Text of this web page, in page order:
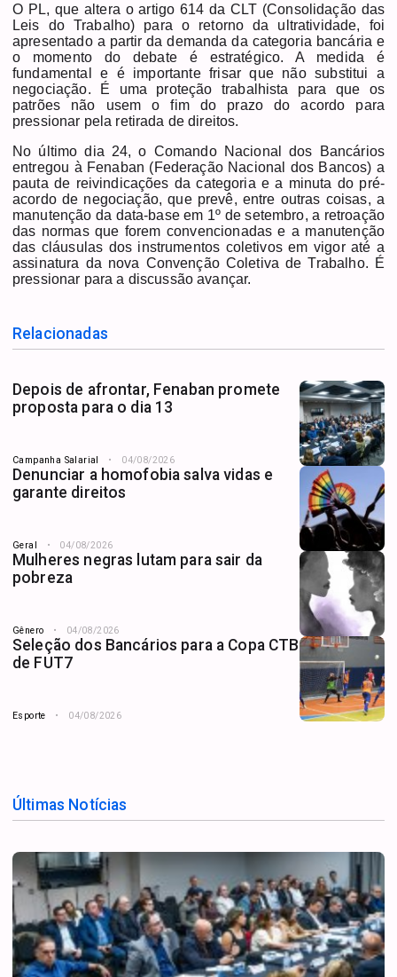
O PL, que altera o artigo 614 da CLT (Consolidação das
Leis do Trabalho) para o retorno da ultratividade, foi
apresentado a partir da demanda da categoria bancária e
o momento do debate é estratégico. A medida é
fundamental e é importante frisar que não substitui a
negociação. É uma proteção trabalhista para que os
patrões não usem o fim do prazo do acordo para
pressionar pela retirada de direitos.
No último dia 24, o Comando Nacional dos Bancários
entregou à Fenaban (Federação Nacional dos Bancos) a
pauta de reivindicações da categoria e a minuta do pré-
acordo de negociação, que prevê, entre outras coisas, a
manutenção da data-base em 1º de setembro, a retroação
das normas que forem convencionadas e a manutenção
das cláusulas dos instrumentos coletivos em vigor até a
assinatura da nova Convenção Coletiva de Trabalho. É
pressionar para a discussão avançar.
Relacionadas
Depois de afrontar, Fenaban promete
proposta para o dia 13
Campanha Salarial 04/08/2026
Denunciar a homofobia salva vidas e
garante direitos
Geral 04/08/2026
Mulheres negras lutam para sair da
pobreza
Gênero 04/08/2026
Seleção dos Bancários para a Copa CTB
de FUT7
Esporte 04/08/2026
Últimas Notícias